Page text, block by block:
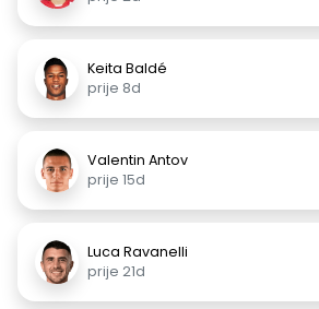
Keita Baldé
prije 8d
Valentin Antov
prije 15d
Luca Ravanelli
prije 21d